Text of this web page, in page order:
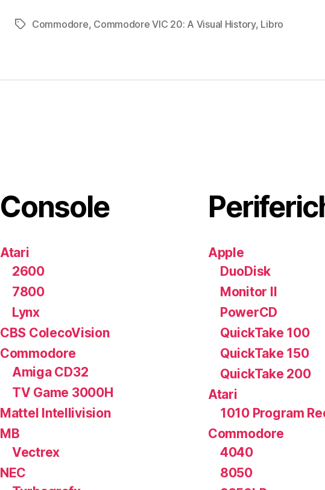
A
Tag Commodore, Commodore VIC 20: A Visual History, Libro
Console
Atari
2600
7800
Lynx
CBS ColecoVision
Commodore
Amiga CD32
TV Game 3000H
Mattel Intellivision
MB
Vectrex
NEC
Apple
DuoDisk
Monitor II
PowerCD
QuickTake 100
QuickTake 150
QuickTake 200
Atari
1010 Program
Commodore
4040
8050